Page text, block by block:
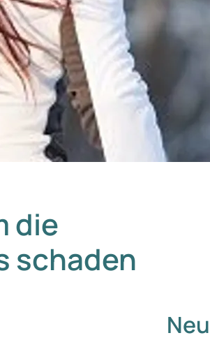
die
schaden